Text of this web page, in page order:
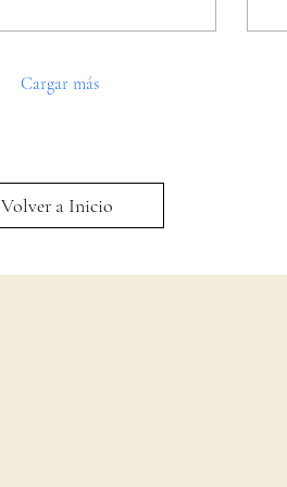
Cargar más
Volver a Inicio